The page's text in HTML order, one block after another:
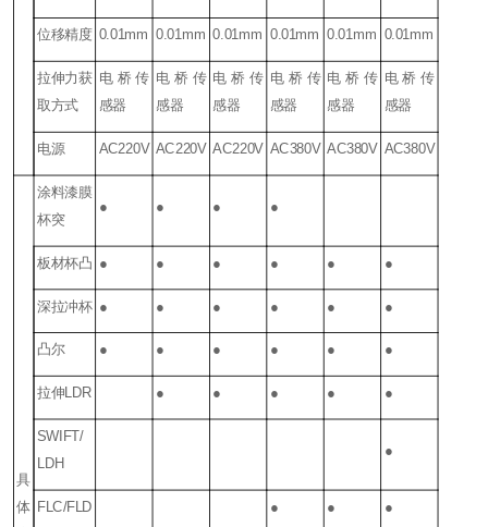
位移精度 0.01mm 0.01mm 0.01mm 0.01mm 0.01mm 0.01mm
拉伸力获
取方式
电桥传
感器
电桥传
感器
电桥传
感器
电桥传
感器
电桥传
感器
电桥传
感器
电源 AC220V AC220V AC220V AC380V AC380V AC380V
具
体
涂料漆膜
杯突
● ● ● ●
板材杯凸 ● ● ● ● ● ●
深拉冲杯 ● ● ● ● ● ●
凸尔 ● ● ● ● ● ●
拉伸LDR ● ● ● ● ●
SWIFT/
LDH
●
FLC/FLD ● ● ●